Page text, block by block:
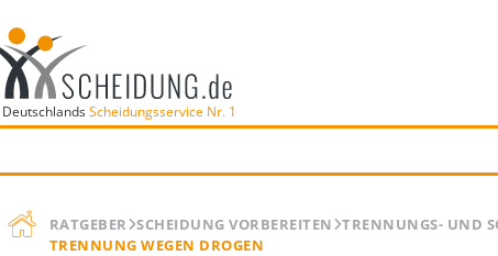
DeutschlandsScheidungsservice Nr. 1
RATGEBER SCHEIDUNG VORBEREITEN TRENNUNGS- UND
TRENNUNG WEGEN DROGEN